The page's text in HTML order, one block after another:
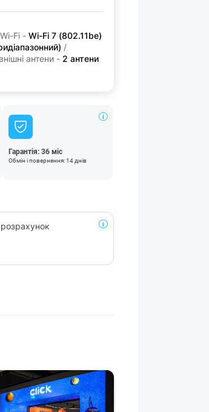
Fi - Wi-Fi 7 (802.11be)
/
антени - 2 антени
Гарантія: 36 міс
Обмін і повернення: 14 днів